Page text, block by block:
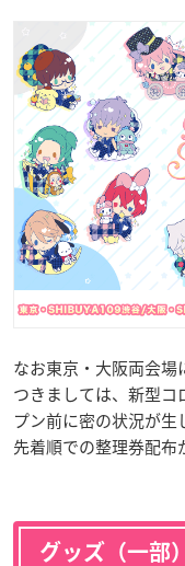
なお東京・大阪両会場
つきましては、新型
プン前に密の状況が
先着順での整理券配布
グッズ（一部）